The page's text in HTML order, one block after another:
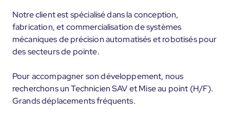
Notre client est spécialisé dans la conception,
fabrication, et commercialisation de systèmes
mécaniques de précision automatisés et robotisés pour
des secteurs de pointe.
Pour accompagner son développement, nous
recherchons un Technicien SAV et Mise au point (H/F).
Grands déplacements fréquents.